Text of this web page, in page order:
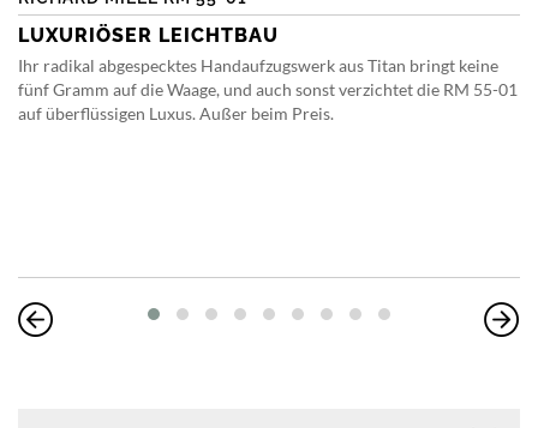
LUXURIÖSER LEICHTBAU
Ihr radikal abgespecktes Handaufzugswerk aus Titan bringt keine
fünf Gramm auf die Waage, und auch sonst verzichtet die RM 55-01
auf überflüssigen Luxus. Außer beim Preis.